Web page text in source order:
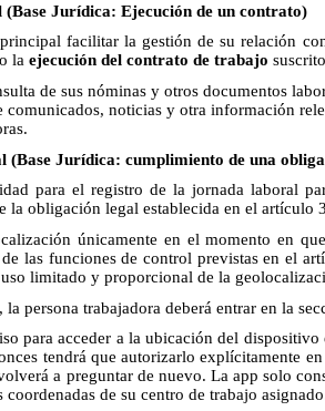
Jurídica: Ejecución de un contrato)
facilitar la gestión de su relación
la ejecución del contrato de trabajo
de sus nóminas y otros documentos
comunicados, noticias y otra información
Jurídica: cumplimiento de una
para el registro de la jornada laboral
obligación legal establecida en el artículo
únicamente en el momento en
las funciones de control previstas en el
limitado y proporcional de la
persona trabajadora deberá entrar en la
para acceder a la ubicación del
tendrá que autorizarlo explícitamente
a preguntar de nuevo. La app solo
coordenadas de su centro de trabajo